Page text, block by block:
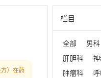
）在药
栏目
全部 男科
肝胆科
肿瘤科